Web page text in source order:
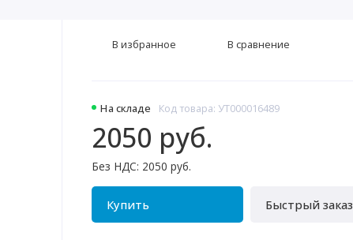
На складе Код товара: УТ000016489
2050 руб.
Без НДС: 2050 руб.
Купить Быстрый заказ
В избранное В сравнение